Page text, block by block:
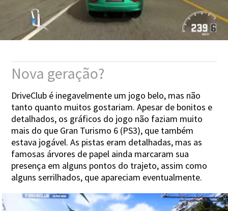
Nova geração?
DriveClub é inegavelmente um jogo belo, mas não
tanto quanto muitos gostariam. Apesar de bonitos e
detalhados, os gráficos do jogo não faziam muito
mais do que Gran Turismo 6 (PS3), que também
estava jogável. As pistas eram detalhadas, mas as
famosas árvores de papel ainda marcaram sua
presença em alguns pontos do trajeto, assim como
alguns serrilhados, que apareciam eventualmente.